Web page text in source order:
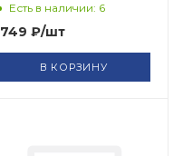
Есть в наличии: 6
749 ₽/шт
В КОРЗИНУ